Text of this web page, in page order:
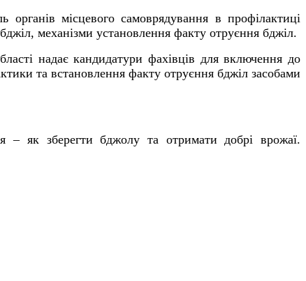
органів місцевого самоврядування в профілактиці
механізми установлення факту отруєння бджіл.
надає кандидатури фахівців для включення до
та встановлення факту отруєння бджіл засобами
– як зберегти бджолу та отримати добрі врожаї.